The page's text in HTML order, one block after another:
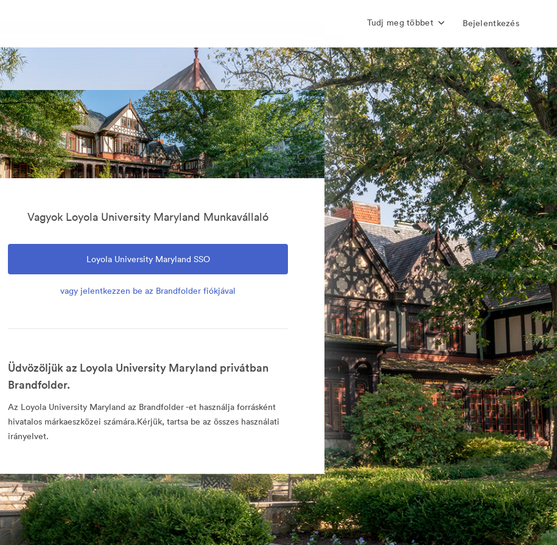
Tudj meg többet Bejelentkezés
Vagyok Loyola University Maryland Munkavállaló
Loyola University Maryland SSO
vagy jelentkezzen be az Brandfolder fiókjával
Üdvözöljük az Loyola University Maryland privátban
Brandfolder.
Az Loyola University Maryland az Brandfolder -et használja forrásként
hivatalos márkaeszközei számára.Kérjük, tartsa be az összes használati
irányelvet.